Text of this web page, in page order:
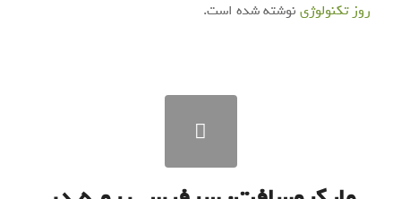
روز تکنولوژینوشته شده است.